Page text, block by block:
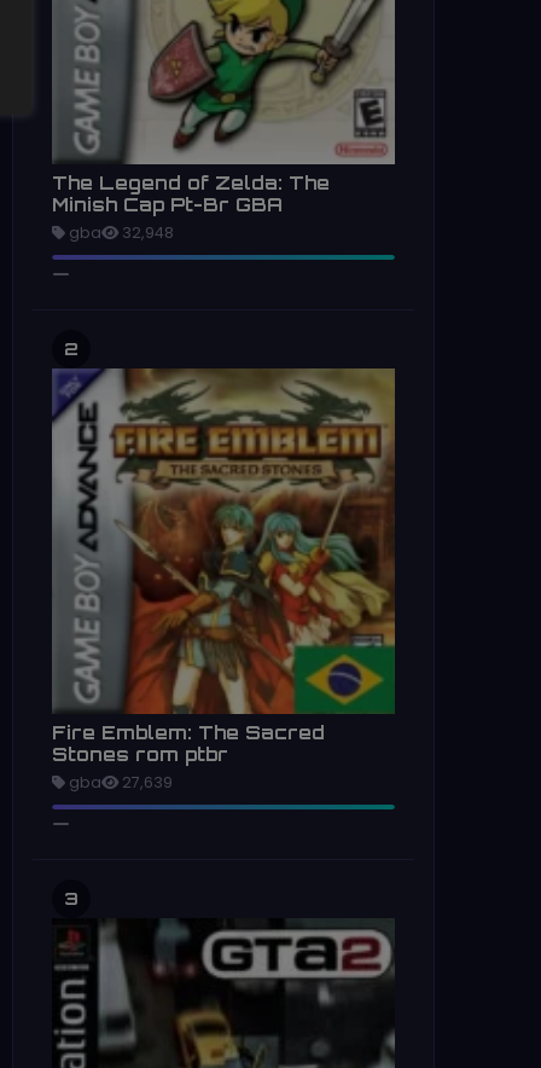
The Legend of Zelda: The
Minish Cap Pt-Br GBA
gba 32,948
2
Fire Emblem: The Sacred
Stones rom ptbr
gba 27,639
3